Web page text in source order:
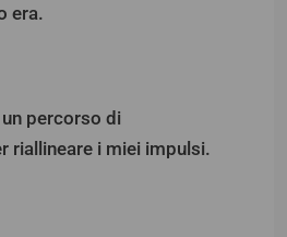
era.
percorso di
riallineare i miei impulsi.